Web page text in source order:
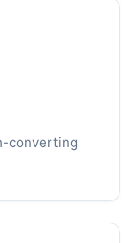
converting